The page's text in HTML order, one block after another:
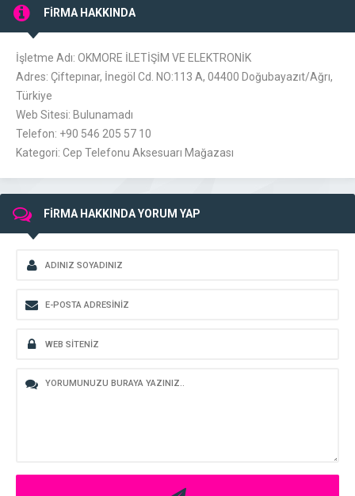
FİRMA HAKKINDA
İşletme Adı: OKMORE İLETİŞİM VE ELEKTRONİK
Adres: Çiftepınar, İnegöl Cd. NO:113 A, 04400 Doğubayazıt/Ağrı,
Türkiye
Web Sitesi: Bulunamadı
Telefon: +90 546 205 57 10
Kategori: Cep Telefonu Aksesuarı Mağazası
FİRMA HAKKINDA YORUM YAP